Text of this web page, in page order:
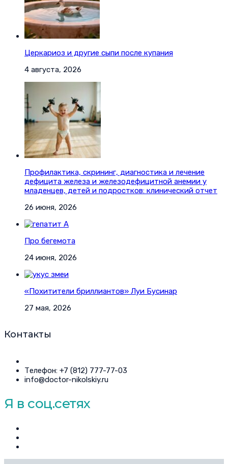
Церкариоз и другие сыпи после купания
4 августа, 2026
Профилактика, скрининг, диагностика и лечение
дефицита железа и железодефицитной анемии у
младенцев, детей и подростков: клинический отчет
26 июня, 2026
Про бегемота
24 июня, 2026
«Похитители бриллиантов» Луи Бусинар
27 мая, 2026
Контакты
Телефон: +7 (812) 777-77-03
info@doctor-nikolskiy.ru
Я в соц.сетях